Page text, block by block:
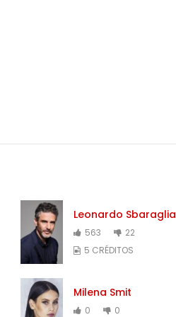
Leonardo Sbaraglia
563
22
5 CRÉDITOS
Milena Smit
0
0